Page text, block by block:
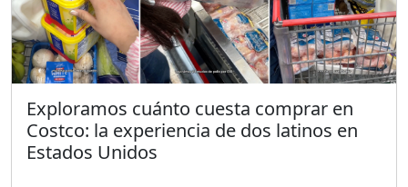
Exploramos cuánto cuesta comprar en
Costco: la experiencia de dos latinos en
Estados Unidos